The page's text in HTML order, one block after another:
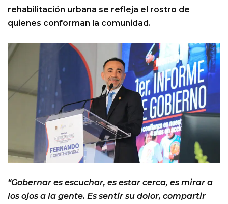
rehabilitación urbana se refleja el rostro de
quienes conforman la comunidad.
“Gobernar es escuchar, es estar cerca, es mirar a
los ojos a la gente. Es sentir su dolor, compartir